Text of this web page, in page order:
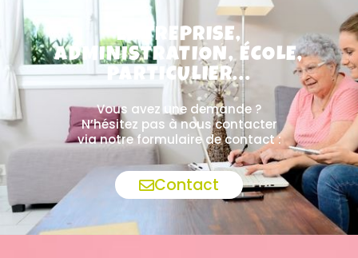
ENTREPRISE,
ADMINISTRATION, ÉCOLE,
PARTICULIER...
Vous avez une demande ?
N’hésitez pas à nous contacter
via notre formulaire de contact :
Contact